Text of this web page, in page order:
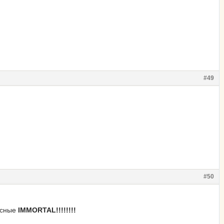
#49
#50
IMMORTAL!!!!!!!!